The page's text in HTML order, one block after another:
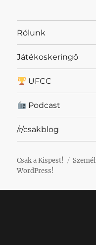
Rólunk
Játékoskeringő
UFCC
Podcast
/r/csakblog
Csak a Kispest!
WordPress!